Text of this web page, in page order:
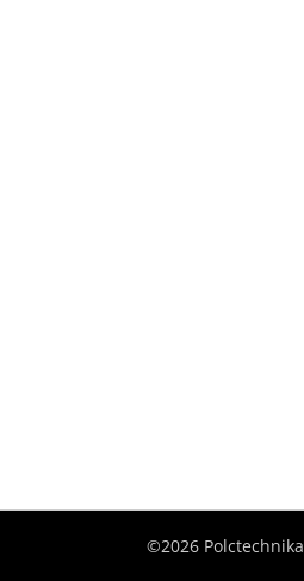
©2026 Polctechnika